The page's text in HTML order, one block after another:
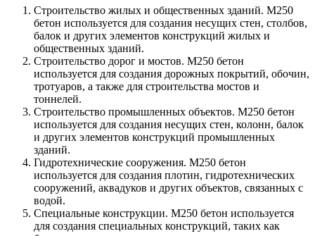
Строительство жилых и общественных зданий. М250
бетон используется для создания несущих стен, столбов,
балок и других элементов конструкций жилых и
общественных зданий.
Строительство дорог и мостов. М250 бетон
используется для создания дорожных покрытий, обочин,
тротуаров, а также для строительства мостов и
тоннелей.
Строительство промышленных объектов. М250 бетон
используется для создания несущих стен, колонн, балок
и других элементов конструкций промышленных
зданий.
Гидротехнические сооружения. М250 бетон
используется для создания плотин, гидротехнических
сооружений, аквадуков и других объектов, связанных с
водой.
Специальные конструкции. М250 бетон используется
для создания специальных конструкций, таких как